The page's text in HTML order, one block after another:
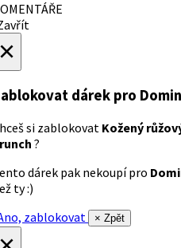
dárek pro
si zablokovat Kožený
?
dárek pak nekoupí pro
ty :)
zablokovat
× Zpět